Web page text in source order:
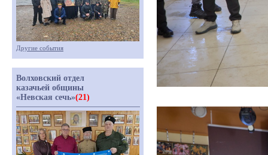
Другие события
Волховский отдел
казачьей общины
«Невская сечь»(21)